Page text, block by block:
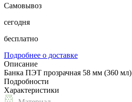
Самовывоз
сегодня
бесплатно
Подробнее о доставке
Описание
Банка ПЭТ прозрачная 58 мм (360 мл)
Подробности
Характеристики